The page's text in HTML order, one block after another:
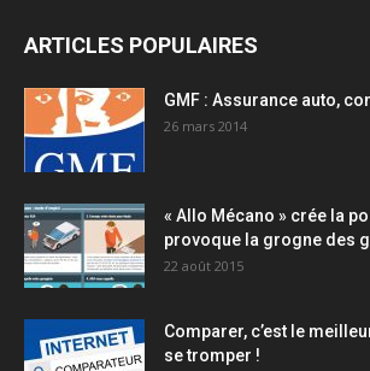
ARTICLES POPULAIRES
GMF : Assurance auto,
26 mars 2014
« Allo Mécano » crée la
provoque la grogne des
22 août 2015
Comparer, c’est le
se tromper !